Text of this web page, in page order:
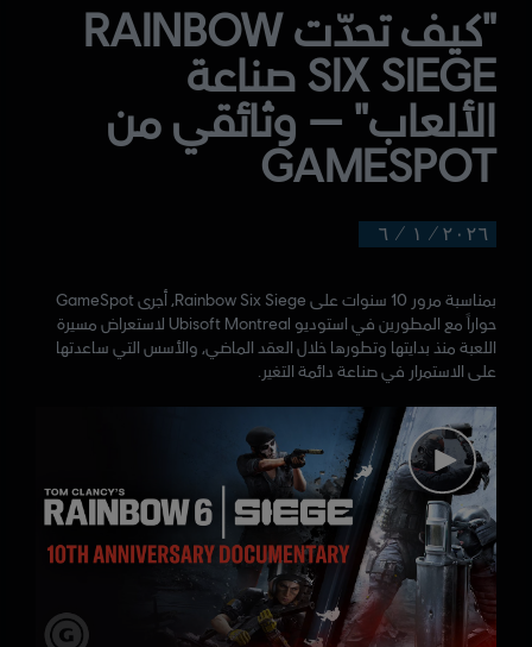
٦ / ١ / ٢٠٢٦
"كيف تحدّت RAINBOW
SIX SIEGE صناعة
الألعاب" — وثائقي من
GAMESPOT
بمناسبة مرور 10 سنوات على Rainbow Six Siege، أجرى GameSpot
حواراً مع المطورين في استوديو Ubisoft Montreal لاستعراض مسيرة
اللعبة منذ بدايتها وتطورها خلال العقد الماضي، والأسس التي ساعدتها
على الاستمرار في صناعة دائمة التغير.